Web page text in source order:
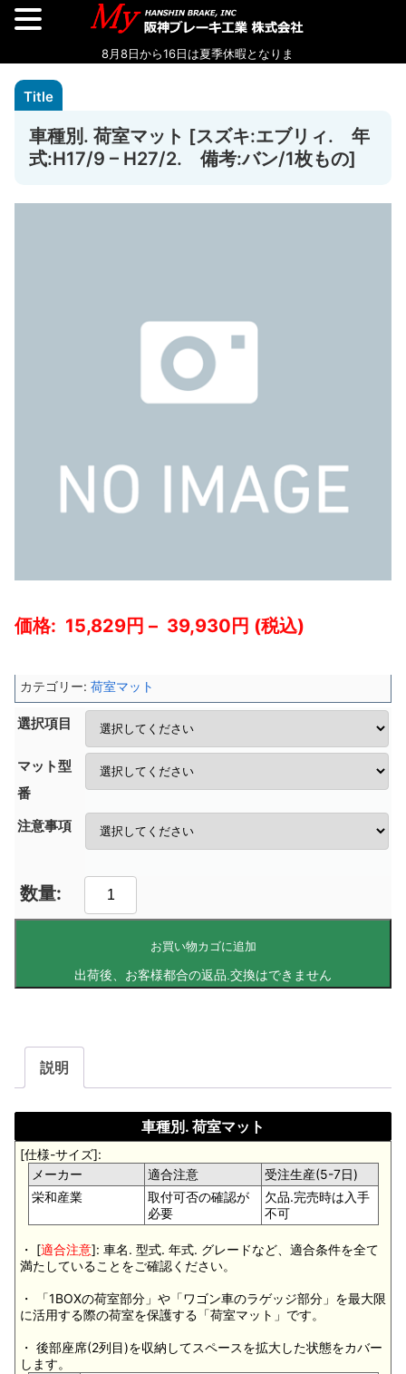
車種別. 荷室マット [スズキ:エブリィ. 年
式:H17/9 – H27/2. 備考:バン/1枚もの]
15,829 – 39,930
選択項目
マット型
番
注意事項
お買い物カゴに追加
カテゴリー: 荷室マット
説明
車種別. 荷室マット
[仕様-サイズ]:
メーカー
適合注意
受注生産(5-7日)
栄和産業
取付可否の確認が
必要
欠品.完売時は入手
不可
・ [適合注意]: 車名. 型式. 年式. グレードなど、適合条件を全て
満たしていることをご確認ください。
・ 「1BOXの荷室部分」や「ワゴン車のラゲッジ部分」を最大限
に活用する際の荷室を保護する「荷室マット」です。
・ 後部座席(2列目)を収納してスペースを拡大した状態をカバー
します。